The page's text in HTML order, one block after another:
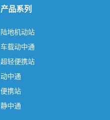
产品系列
陆地机动站
车载动中通
超轻便携站
动中通
便携站
静中通